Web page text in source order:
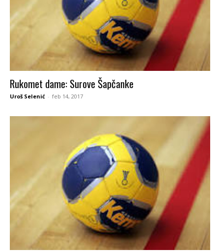
Rukomet dame: Surove Šapčanke
Uroš Selenić - feb 14, 2017